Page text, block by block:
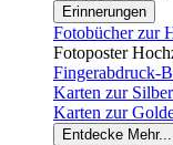
Erinnerungen
Fotobücher zur
Fotoposter
Fingerabdruck-
Karten zur
Karten zur
Entdecke Mehr...